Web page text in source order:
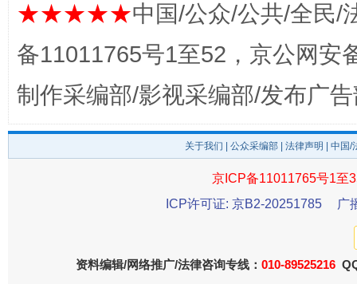
★★★★★中国/公众/公共/全民/
备11011765号1至52，京公网安
制作采编部/影视采编部/发布广
关于我们 公众采编部 法律声明 | 中国
京ICP备11011765号1至
ICP许可证: 京B2-20251785
广
资料编辑/网络推广/法律咨询专线： 010-89525216